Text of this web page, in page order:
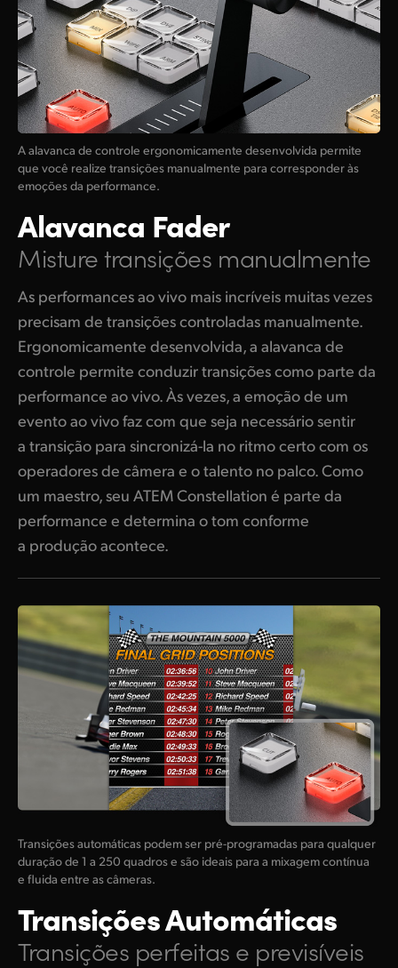
A alavanca de controle ergonomicamente desenvolvida permite
que você realize transições manualmente para corresponder às
emoções da performance.
Alavanca Fader
Misture transições manualmente
As performances ao vivo mais incríveis muitas vezes
precisam de transições controladas manualmente.
Ergonomicamente desenvolvida, a alavanca de
controle permite conduzir transições como parte da
performance ao vivo. Às vezes, a emoção de um
evento ao vivo faz com que seja necessário sentir
a transição para sincronizá-la no ritmo certo com os
operadores de câmera e o talento no palco. Como
um maestro, seu ATEM Constellation é parte da
performance e determina o tom conforme
a produção acontece.
Transições automáticas podem ser pré-programadas para qualquer
duração de 1 a 250 quadros e são ideais para a mixagem contínua
e fluida entre as câmeras.
Transições Automáticas
Transições perfeitas e previsíveis